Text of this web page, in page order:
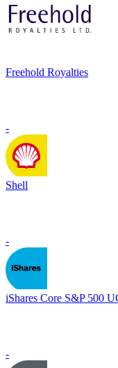
Freehold Royalties
-
Shell
-
iShares Core S&P 500
-